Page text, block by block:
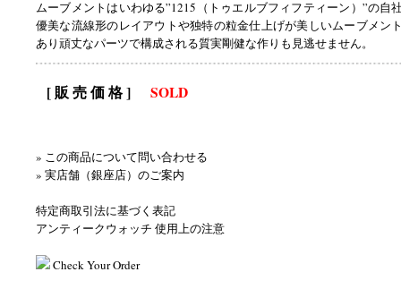
ムーブメントはいわゆる”1215（トゥエルブフィフティーン）”の自
優美な流線形のレイアウトや独特の粒金仕上げが美しいムーブメン
あり頑丈なパーツで構成される質実剛健な作りも見逃せません。
[ 販 売 価 格 ] SOLD
» この商品について問い合わせる
» 実店舗（銀座店）のご案内
特定商取引法に基づく表記
アンティークウォッチ 使用上の注意
Check Your Order